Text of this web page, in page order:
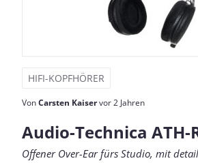
HIFI-KOPFHÖRER
VonCarsten Kaiservor 2 Jahren
Audio-Technica ATH-
Offener Over-Ear fürs Studio, mit